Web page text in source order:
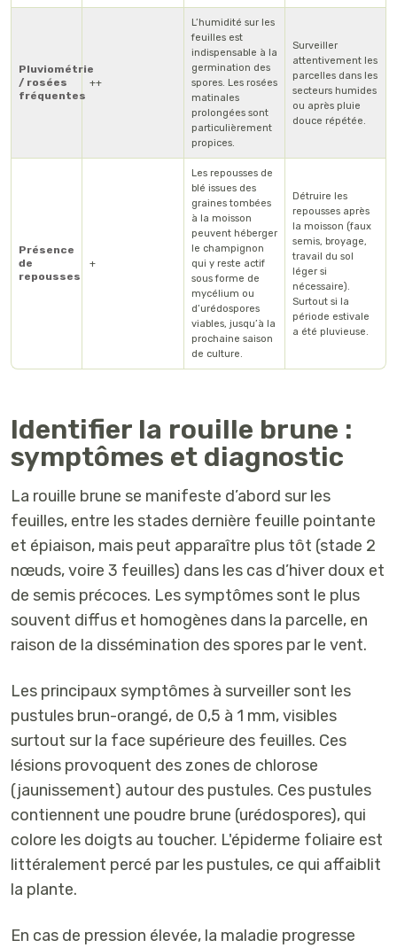
Pluviométrie
/ rosées
fréquentes
++
L’humidité sur les
feuilles est
indispensable à la
germination des
spores. Les rosées
matinales
prolongées sont
particulièrement
propices.
Surveiller
attentivement les
parcelles dans les
secteurs humides
ou après pluie
douce répétée.
Présence
de
repousses
+
Les repousses de
blé issues des
graines tombées
à la moisson
peuvent héberger
le champignon
qui y reste actif
sous forme de
mycélium ou
d’urédospores
viables, jusqu’à la
prochaine saison
de culture.
Détruire les
repousses après
la moisson (faux
semis, broyage,
travail du sol
léger si
nécessaire).
Surtout si la
période estivale
a été pluvieuse.
Identifier la rouille brune :
symptômes et diagnostic
La rouille brune se manifeste d’abord sur les
feuilles, entre les stades dernière feuille pointante
et épiaison, mais peut apparaître plus tôt (stade 2
nœuds, voire 3 feuilles) dans les cas d’hiver doux et
de semis précoces. Les symptômes sont le plus
souvent diffus et homogènes dans la parcelle, en
raison de la dissémination des spores par le vent.
Les principaux symptômes à surveiller sont les
pustules brun-orangé, de 0,5 à 1 mm, visibles
surtout sur la face supérieure des feuilles. Ces
lésions provoquent des zones de chlorose
(jaunissement) autour des pustules. Ces pustules
contiennent une poudre brune (urédospores), qui
colore les doigts au toucher. L'épiderme foliaire est
littéralement percé par les pustules, ce qui affaiblit
la plante.
En cas de pression élevée, la maladie progresse